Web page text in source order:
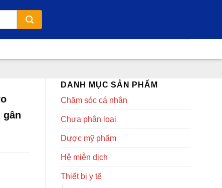
DANH MỤC SẢN PHẨM
Chăm sóc cá nhân
Chưa phân loại
Dược mỹ phẩm
Hệ miễn dịch
Thiết bị y tế
gân